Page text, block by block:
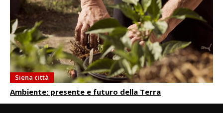
Siena città
Ambiente: presente e futuro della Terra